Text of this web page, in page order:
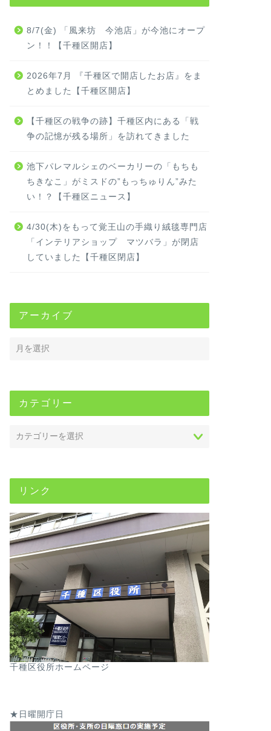
8/7(金) 「風来坊 今池店」が今池にオープ
ン！！【千種区開店】
2026年7月 『千種区で開店したお店』をま
とめました【千種区開店】
【千種区の戦争の跡】千種区内にある「戦
争の記憶が残る場所」を訪れてきました
池下パレマルシェのベーカリーの「もちも
ちきなこ」がミスドの”もっちゅりん”みた
い！？【千種区ニュース】
4/30(木)をもって覚王山の手織り絨毯専門店
「インテリアショップ マツバラ」が閉店
していました【千種区閉店】
アーカイブ
カテゴリー
リンク
千種区役所ホームページ
★日曜開庁日